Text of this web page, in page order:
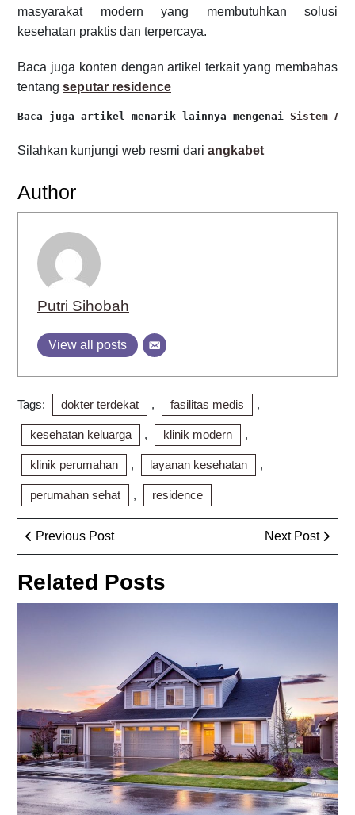
masyarakat modern yang membutuhkan solusi
kesehatan praktis dan terpercaya.
Baca juga konten dengan artikel terkait yang membahas
tentang seputar residence
Baca juga artikel menarik lainnya mengenai Sistem
Silahkan kunjungi web resmi dari angkabet
Author
Putri Sihobah
View all posts
Tags: dokter terdekat , fasilitas medis ,
kesehatan keluarga , klinik modern ,
klinik perumahan , layanan kesehatan ,
perumahan sehat , residence
Post
navigation
Previous PostPrevious
Post
Next Post
Next
Post
Related Posts
dan